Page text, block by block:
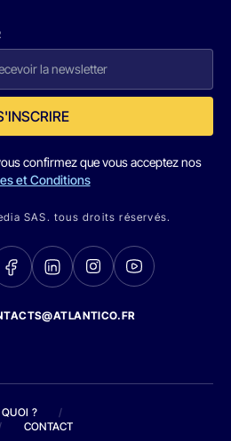
confirmez que vous acceptez nos
et Conditions
SAS. tous droits réservés.
?
/
/ CONTACT